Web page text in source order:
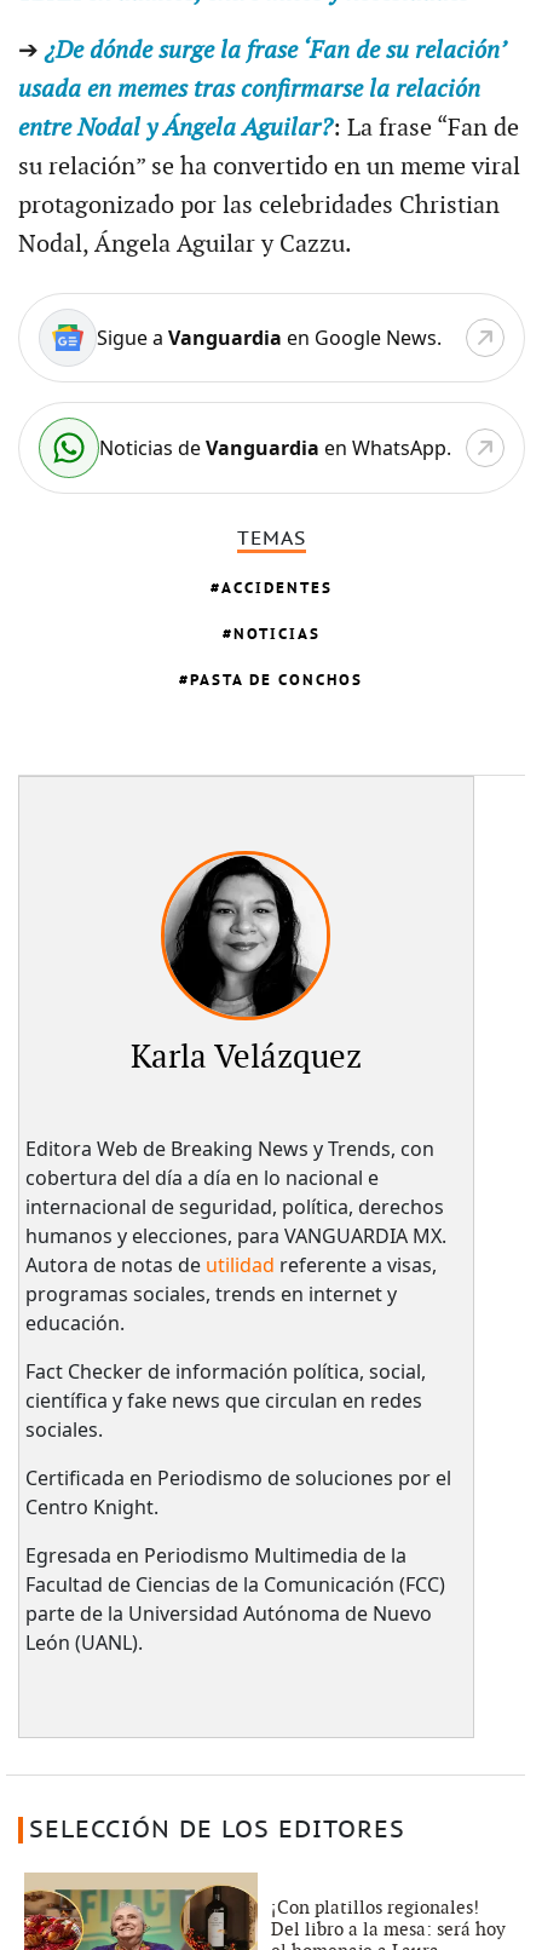
➔¿De dónde surge la frase ‘Fan de su relación’
usada en memes tras confirmarse la relación
entre Nodal y Ángela Aguilar?: La frase “Fan de
su relación” se ha convertido en un meme viral
protagonizado por las celebridades Christian
Nodal, Ángela Aguilar y Cazzu.
Sigue a Vanguardia en Google News.
Noticias deVanguardia en WhatsApp.
TEMAS
ACCIDENTES
NOTICIAS
PASTA DE CONCHOS
Karla Velázquez
Editora Web de Breaking News y Trends, con
cobertura del día a día en lo nacional e
internacional de seguridad, política, derechos
humanos y elecciones, para VANGUARDIA MX.
Autora de notas de utilidad referente a visas,
programas sociales, trends en internet y
educación.
Fact Checker de información política, social,
científica y fake news que circulan en redes
sociales.
Certificada en Periodismo de soluciones por el
Centro Knight.
Egresada en Periodismo Multimedia de la
Facultad de Ciencias de la Comunicación (FCC)
parte de la Universidad Autónoma de Nuevo
León (UANL).
SELECCIÓN DE LOS EDITORES
¡Con platillos regionales!
Del libro a la mesa: será hoy